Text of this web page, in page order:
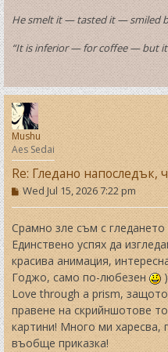
He smelt it — tasted it — smiled
“It is inferior — for coffee — but it
Mushu
Aes Sedai
Re: Гледано напоследък,
P
o
s
t
Wed Jul 15, 2026 7:22 pm
Срамно зле съм с
Единствено успях да
красива анимация,
Годжо, само по-любезен
)
Love through a prism,
правене на скрийншотове
картини! Много ми харесва,
въобще приказка!